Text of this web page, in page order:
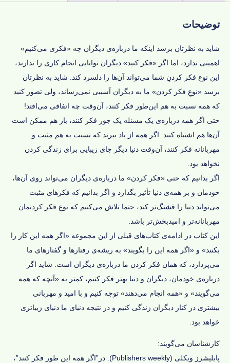
توضیحات
شاید به نظرتان برسد اینکه ما درباره‌ی دیگران چه «فکری می‌کنیم»
اهمیتی ندارد، اما اگر «فکر کنید» دیگران توانایی انجام کاری را ندارند،
این نوع فکر کردنِ شما می‌تواند آن‌ها را دلسرد کند. شاید به نظرتان
برسد «نوعِ فکر کردن» ما به دیگران آسیبی نمی‌رساند، ولی تصور کنید
که همه نسبت به هم این‌طور فکر کنند، آن‌وقت چه اتفاقی می‌افتد!
حتی اگر همه درباره‌ی یک مسئله یک جور فکر کنند، باز هم ممکن است
آن‌ها هم اشتباه کنند. اگر همه از یاد ببرند که نسبت به هم مثبت و
مهربانانه فکر کنند، آن‌وقت دنیا دیگر جای زیبایی برای زندگی کردن
نخواهد بود.
اگر بدانیم که حتی «فکر کردن» ما درباره‌ی دیگران می‌تواند روی آن‌ها،
خودمان و بر همه‌ی دنیا تأثیر بگذارد و اگر بدانیم که فکرهای مثبت
می‌تواند دنیا را قشنگ‌تر کند، حتما تلاش می‌کنیم که نوع فکر کردنمان
مهربانانه‌تر و امیدبخش‌تر باشد.
این کتاب در ادامه‌ی کتاب‌های قبلی از این مجموعه «اگر همه این کار را
بکنند» و «اگر همه این را بگویند» به ریشه‌ی رفتارها و گفتارهای ما
می‌پردازد، که همان فکر کردن ما درباره‌ی دیگران است. شاید اگر
درباره‌ی خودمان، دیگران و دنیا بهتر فکر کنیم، کمتر به «آنچه که همه
می‌گویند» و «همه انجام می‌دهند» توجه کنیم و با امید و مهربانی
بیشتری در کنار دیگران زندگی کنیم و در نتیجه دنیای ما دنیای زیباتری
خواهد بود.
کارشناسان می‌گویند:
پابلیشرز ویکلی (Publishers weekly):
در”اگر همه این طور فکر کنند”،